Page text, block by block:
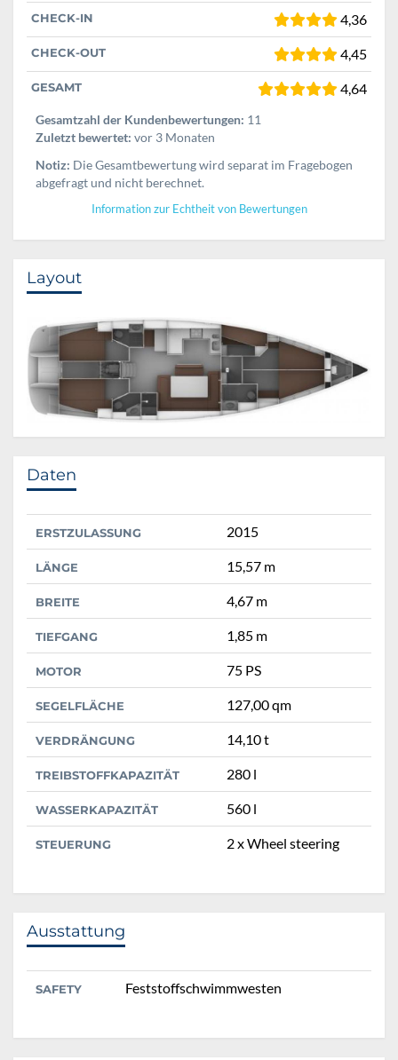
CHECK-IN 4,36
CHECK-OUT 4,45
GESAMT 4,64
Gesamtzahl der Kundenbewertungen: 11
Zuletzt bewertet: vor 3 Monaten
Notiz: Die Gesamtbewertung wird separat im Fragebogen
abgefragt und nicht berechnet.
Information zur Echtheit von Bewertungen
Layout
Daten
ERSTZULASSUNG 2015
LÄNGE 15,57 m
BREITE 4,67 m
TIEFGANG 1,85 m
MOTOR 75 PS
SEGELFLÄCHE 127,00 qm
VERDRÄNGUNG 14,10 t
TREIBSTOFFKAPAZITÄT 280 l
WASSERKAPAZITÄT 560 l
STEUERUNG 2 x Wheel steering
Ausstattung
SAFETY Feststoffschwimmwesten